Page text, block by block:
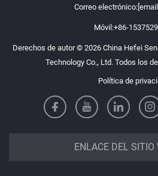
Correo electrónico:
Móvil:+86-
Derechos de autor © 2026 China Hefei
Technology Co., Ltd. Todos los
Política de
ENLACE DEL SITIO
https://